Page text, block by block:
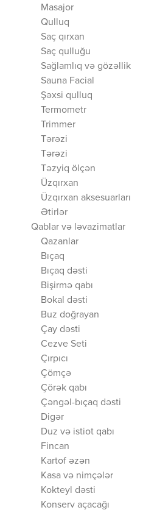
Masajor
Qulluq
Saç qırxan
Saç qulluğu
Sağlamlıq və gözəllik
Sauna Facial
Şəxsi qulluq
Termometr
Trimmer
Tərəzi
Tərəzi
Təzyiq ölçən
Üzqırxan
Üzqırxan aksesuarları
Ətirlər
Qablar və ləvazimatlar
Qazanlar
Bıçaq
Bıçaq dəsti
Bişirmə qabı
Bokal dəsti
Buz doğrayan
Çay dəsti
Cezve Seti
Çırpıcı
Çömçə
Çörək qabı
Çəngəl-bıçaq dəsti
Digər
Duz və istiot qabı
Fincan
Kartof əzən
Kasa və nimçələr
Kokteyl dəsti
Konserv açacağı